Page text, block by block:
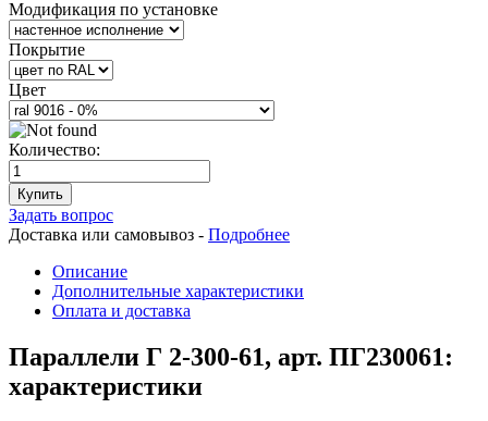
Модификация по установке
Покрытие
Цвет
Количество:
Купить
Задать вопрос
Доставка или самовывоз - Подробнее
Описание
Дополнительные характеристики
Оплата и доставка
Параллели Г 2-300-61, арт. ПГ230061:
характеристики